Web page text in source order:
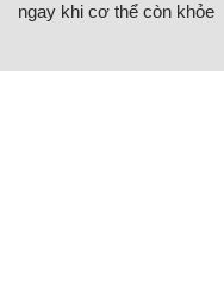
ngay khi cơ thể còn khỏe